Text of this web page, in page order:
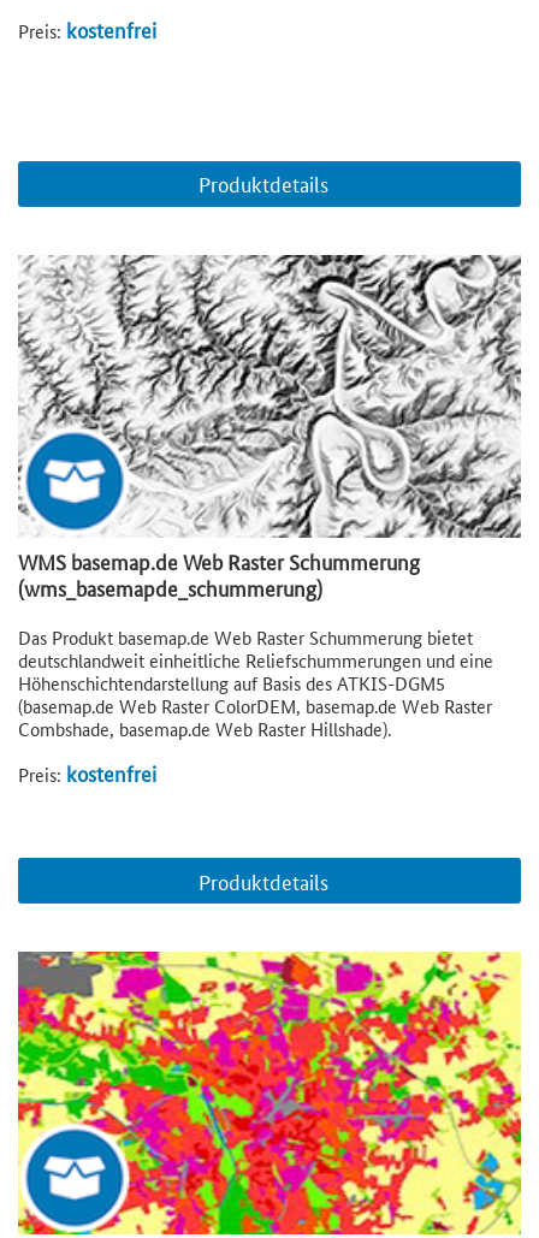
Preis: kostenfrei
Produktdetails
WMS basemap.de Web Raster Schummerung
(wms_basemapde_schummerung)
Das Produkt basemap.de Web Raster Schummerung bietet
deutschlandweit einheitliche Reliefschummerungen und eine
Höhenschichtendarstellung auf Basis des ATKIS-DGM5
(basemap.de Web Raster ColorDEM, basemap.de Web Raster
Combshade, basemap.de Web Raster Hillshade).
Preis: kostenfrei
Produktdetails